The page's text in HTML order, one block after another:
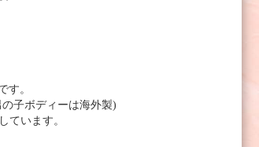
す。
子ボディーは海外製)
ています。